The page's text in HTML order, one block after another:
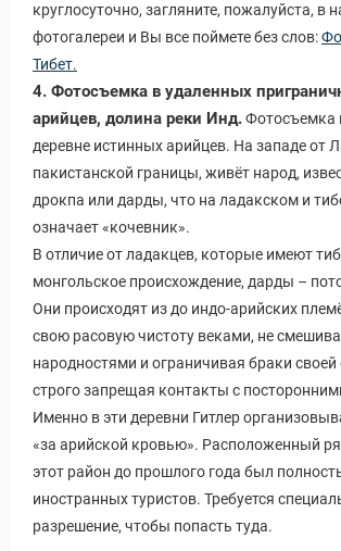
круглосуточно, загляните, пожалуйста, в
фотогалереи и Вы все поймете без слов:
Тибет.
4. Фотосъемка в удаленных
арийцев, долина реки Инд.Фотосъемка
деревне истинных арийцев. На западе от
пакистанской границы, живёт народ,
дрокпа или дарды, что на ладакском и
означает «кочевник».
В отличие от ладакцев, которые имеют
монгольское происхождение, дарды –
Они происходят из до индо-арийских
свою расовую чистоту веками, не
народностями и ограничивая браки
строго запрещая контакты с
Именно в эти деревни Гитлер
«за арийской кровью». Расположенный
этот район до прошлого года был
иностранных туристов. Требуется
разрешение, чтобы попасть туда.